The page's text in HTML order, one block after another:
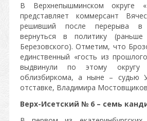
В Верхнепышминском округе
представляет коммерсант
решивший после перерыва в
вернуться в политику
Березовского). Отметим, что
единственный «гость из
выдвинули по этому округу
облизбиркома, а ныне – судью
отставке, Владимира
Верх-Исетский № 6 – семь